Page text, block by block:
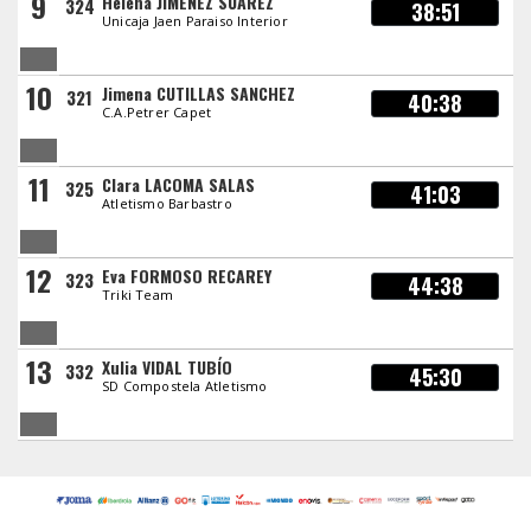
324
Unicaja Jaen Paraiso Interior 38:51
10 321 Jimena CUTILLAS SANCHEZ
C.A.Petrer Capet 40:38
11 325 Clara LACOMA SALAS
Atletismo Barbastro 41:03
12 323 Eva FORMOSO RECAREY
Triki Team 44:38
13 332 Xulia VIDAL TUBÍO
SD Compostela Atletismo 45:30